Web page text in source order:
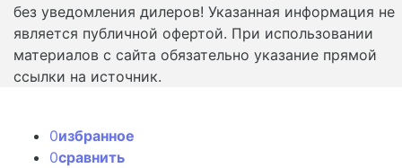
без уведомления дилеров! Указанная информация не
является публичной офертой. При использовании
материалов с сайта обязательно указание прямой
ссылки на источник.
0избранное
0сравнить